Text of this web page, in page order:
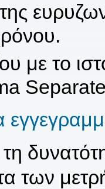
με το
των